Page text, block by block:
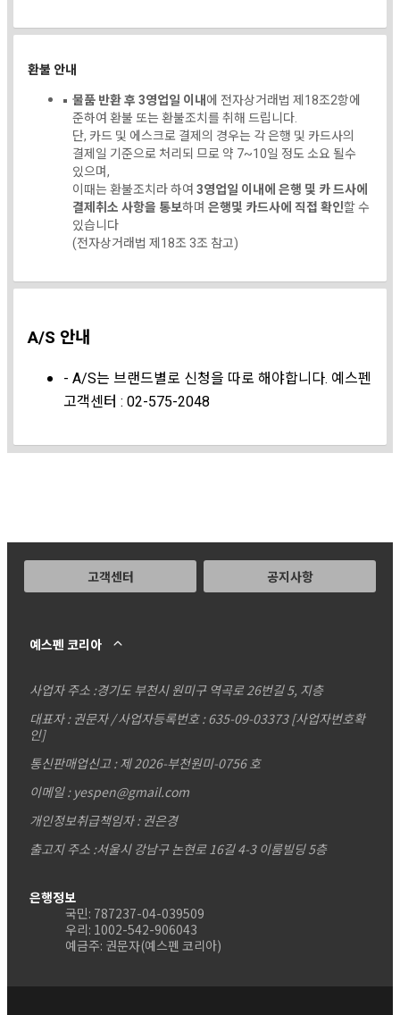
환불 안내
물품 반환 후 3영업일 이내에 전자상거래법 제18조2항에
준하여 환불 또는 환불조치를 취해 드립니다.
단, 카드 및 에스크로 결제의 경우는 각 은행 및 카드사의
결제일 기준으로 처리되 므로 약 7~10일 정도 소요 될수
있으며,
이때는 환불조치라 하여3영업일 이내에 은행 및 카 드사에
결제취소 사항을 통보하며 은행및 카드사에 직접 확인할 수
있습니다
(전자상거래법 제18조 3조 참고)
A/S 안내
- A/S는 브랜드별로 신청을 따로 해야합니다. 예스펜
고객센터 : 02-575-2048
고객센터 공지사항
예스펜 코리아
사업자 주소 :경기도 부천시 원미구 역곡로 26번길 5, 지층
대표자 : 권문자 / 사업자등록번호 : 635-09-03373[사업자번호확
인]
통신판매업신고 : 제 2026-부천원미-0756 호
이메일 : yespen@gmail.com
개인정보취급책임자 : 권은경
출고지 주소 :서울시 강남구 논현로 16길 4-3 이룸빌딩 5층
은행정보
국민: 787237-04-039509
우리: 1002-542-906043
예금주: 권문자(예스펜 코리아)